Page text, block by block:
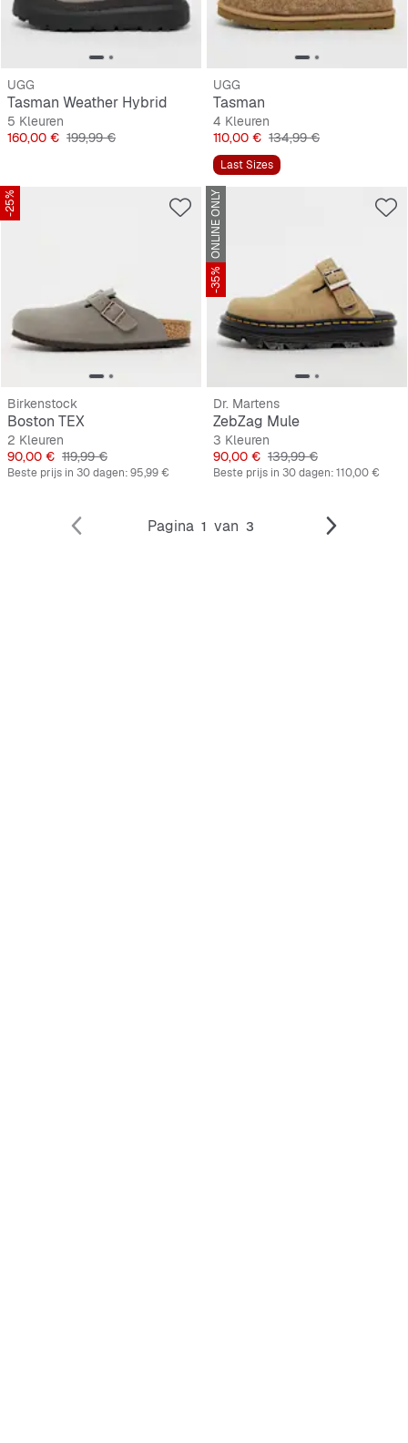
UGG
Tasman Weather Hybrid
5 Kleuren
Prijs
160,00 € Originele Prijs
199,99 €
UGG
Tasman
4 Kleuren
Prijs
110,00 € Originele Prijs
134,99 €
Last Sizes
-25%
Birkenstock
Boston TEX
2 Kleuren
Prijs
90,00 € Originele Prijs
119,99 €
Beste prijs in 30 dagen:95,99 €
ONLINE ONLY
-35%
Dr. Martens
ZebZag Mule
3 Kleuren
Prijs
90,00 € Originele Prijs
139,99 €
Beste prijs in 30 dagen:110,00 €
Pagina 1 van 3